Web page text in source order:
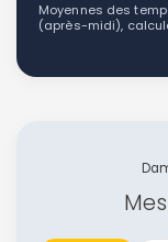
Moyennes des
(après-midi),